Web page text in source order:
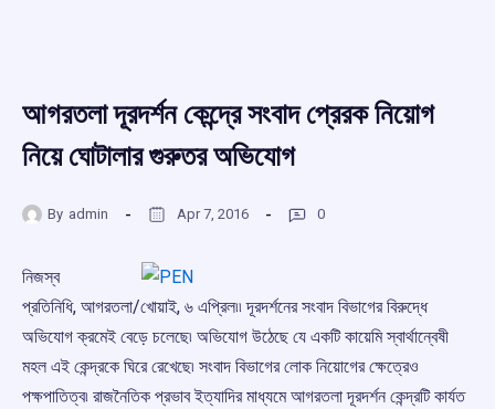
আগরতলা দূরদর্শন কেন্দ্রে সংবাদ প্রেরক নিয়োগ
নিয়ে ঘোটালার গুরুতর অভিযোগ
By admin Apr 7, 2016 0
নিজস্ব
প্রতিনিধি, আগরতলা/খোয়াই, ৬ এপ্রিল৷৷ দূরদর্শনের সংবাদ বিভাগের বিরুদ্ধে
অভিযোগ ক্রমেই বেড়ে চলেছে৷ অভিযোগ উঠেছে যে একটি কায়েমি স্বার্থান্বেষী
মহল এই কেন্দ্রকে ঘিরে রেখেছে৷ সংবাদ বিভাগের লোক নিয়োগের ক্ষেত্রেও
পক্ষপাতিত্ব৷ রাজনৈতিক প্রভাব ইত্যাদির মাধ্যমে আগরতলা দূরদর্শন কেন্দ্রটি কার্যত